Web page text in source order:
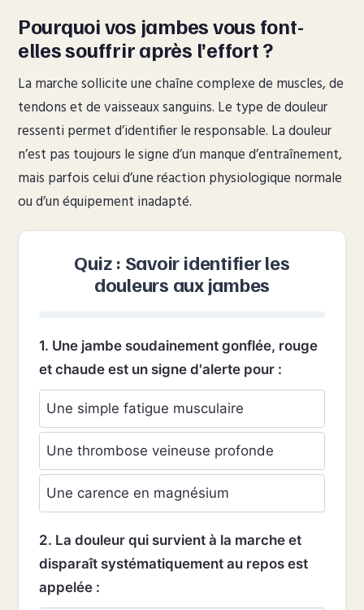
Pourquoi vos jambes vous font-
elles souffrir après l’effort ?
La marche sollicite une chaîne complexe de muscles, de
tendons et de vaisseaux sanguins. Le type de douleur
ressenti permet d’identifier le responsable. La douleur
n’est pas toujours le signe d’un manque d’entraînement,
mais parfois celui d’une réaction physiologique normale
ou d’un équipement inadapté.
Quiz : Savoir identifier les
douleurs aux jambes
1. Une jambe soudainement gonflée, rouge
et chaude est un signe d'alerte pour :
Une simple fatigue musculaire
Une thrombose veineuse profonde
Une carence en magnésium
2. La douleur qui survient à la marche et
disparaît systématiquement au repos est
appelée :